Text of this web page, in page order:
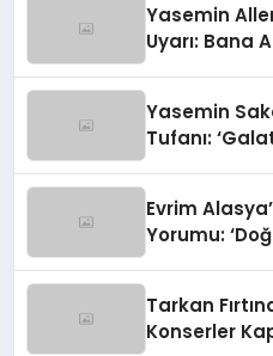
Yasemin
Uyarı: Bana
Yasemin
Tufanı:
Evrim
Yorumu:
Tarkan
Konserler